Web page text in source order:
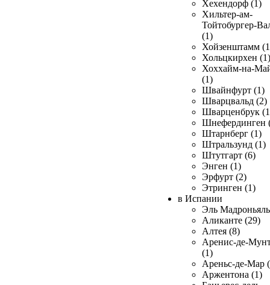
Хехендорф (1)
Хильтер-ам-
Тойтобургер-
(1)
Хойзенштамм
Хольцкирхен (1)
Хоххайм-на-
(1)
Швайнфурт (1)
Шварцвальд (2)
Шварценбрук
Шнефердинген
Штарнберг (1)
Штральзунд (1)
Штутгарт (6)
Энген (1)
Эрфурт (2)
Этринген (1)
в Испании
Эль
Аликанте (29)
Алтея (8)
Аренис-де-
(1)
Ареньс-де-Мар
Аржентона (1)